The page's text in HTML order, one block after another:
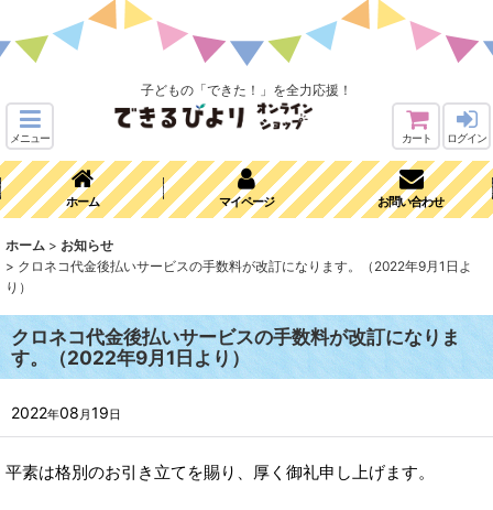
子どもの「できた！」を全力応援！
メニュー カート ログイン
ホーム マイページ お問い合わせ
ホーム > お知らせ
> クロネコ代金後払いサービスの手数料が改訂になります。（2022年9月1日よ
り）
クロネコ代金後払いサービスの手数料が改訂になりま
す。（2022年9月1日より）
2022年08 月19日
平素は格別のお引き立てを賜り、厚く御礼申し上げます。